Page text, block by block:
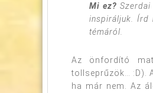
Mi ez?
inspiráljuk. Írd
témáról.
Az önfordító
tollseprűzök… :D).
ha már nem. Az